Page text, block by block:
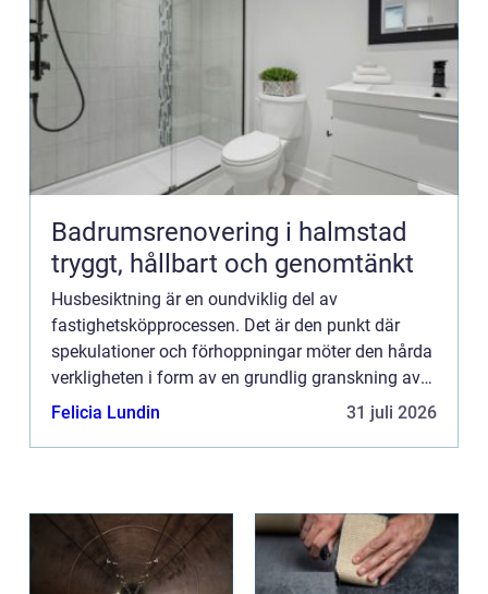
Badrumsrenovering i halmstad
tryggt, hållbart och genomtänkt
Husbesiktning är en oundviklig del av
fastighetsköpprocessen. Det är den punkt där
spekulationer och förhoppningar möter den hårda
verkligheten i form av en grundlig granskning av
fastighetens skick. I denna artike...
Felicia Lundin 31 juli 2026